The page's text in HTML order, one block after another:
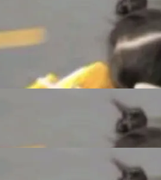
任何一次编辑：Delt
次操作，...
与亚马逊、Alpha
科技巨头相比，Spa
人瞩目。然而，支
现出截然不同的面
主要依托充沛的经
；Muse Spark
型。一句话概括：
dev.meta.ai/install.
目里自动规划、写
具。 据介绍，Muse
台 agent。这些后
知识图谱校
拥有全局视野。整个
：建图 → 控制难度
Mooncake TENT。